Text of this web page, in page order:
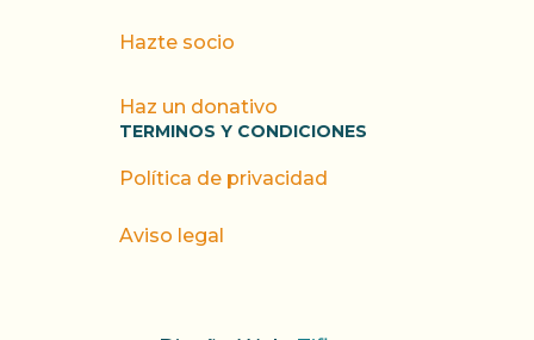
Hazte socio
Haz un donativo
TERMINOS Y CONDICIONES
Política de privacidad
Aviso legal